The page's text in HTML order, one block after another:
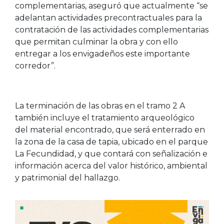
complementarias, aseguró que actualmente “se
adelantan actividades precontractuales para la
contratación de las actividades complementarias
que permitan culminar la obra y con ello
entregar a los envigadeños este importante
corredor”.
La terminación de las obras en el tramo 2 A
también incluye el tratamiento arqueológico
del material encontrado, que será enterrado en
la zona de la casa de tapia, ubicado en el parque
La Fecundidad, y que contará con señalización e
información acerca del valor histórico, ambiental
y patrimonial del hallazgo.